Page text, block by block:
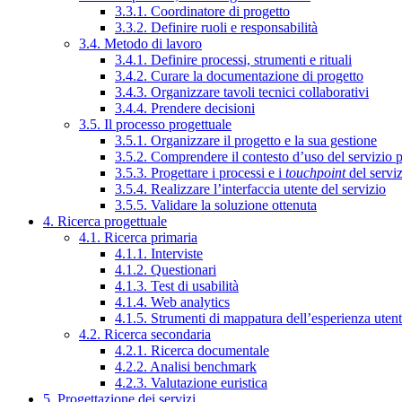
3.3.1. Coordinatore di progetto
3.3.2. Definire ruoli e responsabilità
3.4. Metodo di lavoro
3.4.1. Definire processi, strumenti e rituali
3.4.2. Curare la documentazione di progetto
3.4.3. Organizzare tavoli tecnici collaborativi
3.4.4. Prendere decisioni
3.5. Il processo progettuale
3.5.1. Organizzare il progetto e la sua gestione
3.5.2. Comprendere il contesto d’uso del servizio
3.5.3. Progettare i processi e i touchpointdel
3.5.4. Realizzare l’interfaccia utente del servizio
3.5.5. Validare la soluzione ottenuta
4. Ricerca progettuale
4.1. Ricerca primaria
4.1.1. Interviste
4.1.2. Questionari
4.1.3. Test di usabilità
4.1.4. Web analytics
4.1.5. Strumenti di mappatura dell’esperienza
4.2. Ricerca secondaria
4.2.1. Ricerca documentale
4.2.2. Analisi benchmark
4.2.3. Valutazione euristica
5. Progettazione dei servizi